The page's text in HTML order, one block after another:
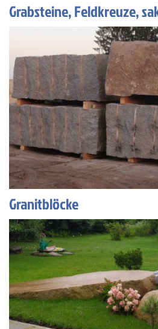
Grabsteine, Feldkreuze,
Granitblöcke